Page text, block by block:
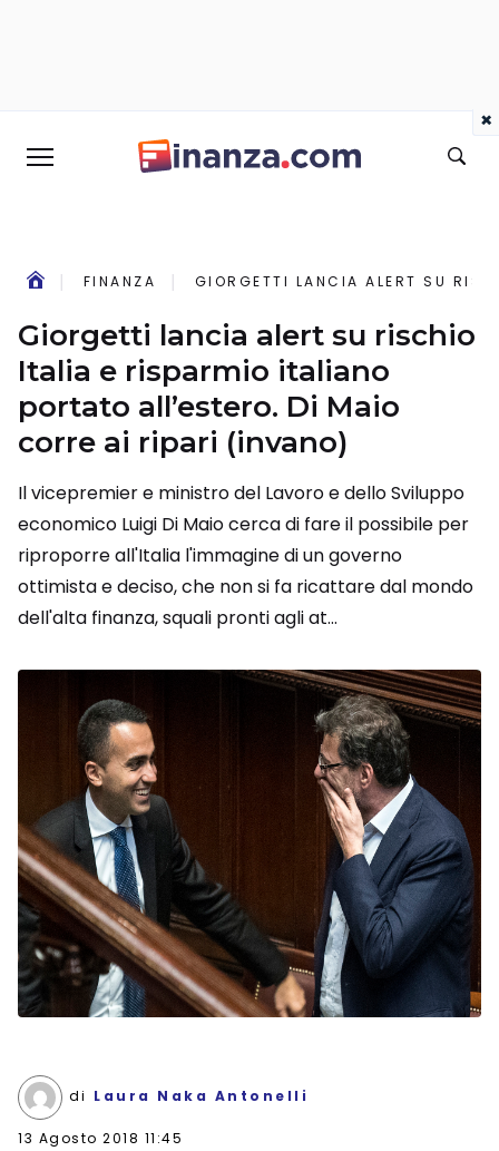
FINANZA GIORGETTI LANCIA ALERT SU
Giorgetti lancia alert su rischio
Italia e risparmio italiano
portato all’estero. Di Maio
corre ai ripari (invano)
Il vicepremier e ministro del Lavoro e dello Sviluppo
economico Luigi Di Maio cerca di fare il possibile per
riproporre all'Italia l'immagine di un governo
ottimista e deciso, che non si fa ricattare dal mondo
dell'alta finanza, squali pronti agli at...
di Laura Naka Antonelli
13 Agosto 2018 11:45
×